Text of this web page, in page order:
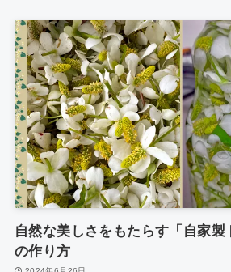
自然な美しさをもたらす「自家製
の作り方